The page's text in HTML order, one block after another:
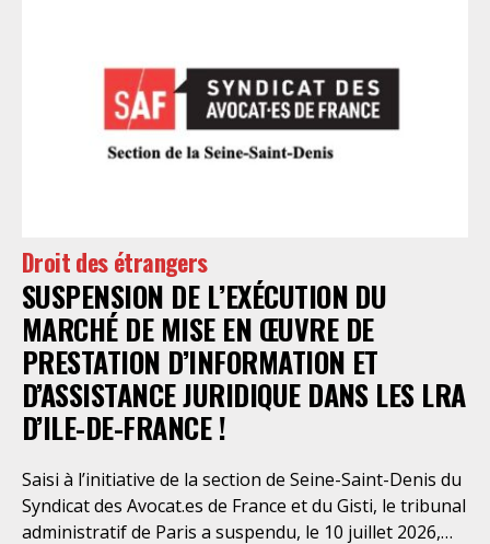
en évidence des violations graves des droits les plus
élémentaires. Saisi par le SAF Paris et la LDH, avec
l’intervention volontaire de l’association Avocats
Droits et Psychiatrie, le tribunal administratif de Paris
Paris en avait interjeté appel. Par ordonnance du 4
août dernier, le Conseil d’Etat a aboli les privilèges
dont l’infirmerie psychiatrique de la préfecture de
police a depuis trop longtemps
Droit des étrangers
SUSPENSION DE L’EXÉCUTION DU
MARCHÉ DE MISE EN ŒUVRE DE
PRESTATION D’INFORMATION ET
D’ASSISTANCE JURIDIQUE DANS LES LRA
D’ILE-DE-FRANCE !
Saisi à l’initiative de la section de Seine-Saint-Denis du
Syndicat des Avocat.es de France et du Gisti, le tribunal
administratif de Paris a suspendu, le 10 juillet 2026,